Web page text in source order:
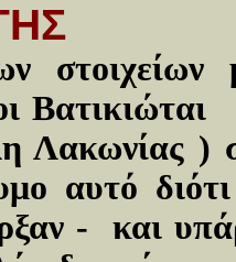
Λακωνίας
αυτό
- και